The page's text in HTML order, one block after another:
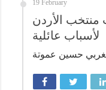
19 February
منتخب الأردن
لأسباب عائلية